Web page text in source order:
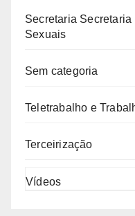
Secretaria
Sexuais
Sem categoria
Teletrabalho e
Terceirização
Vídeos